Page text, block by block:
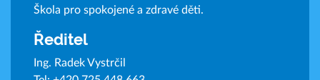
Škola pro spokojené a zdravé děti.
Ředitel
Ing. Radek Vystrčil